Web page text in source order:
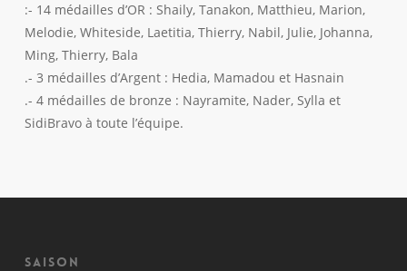
:- 14 médailles d’OR : Shaily, Tanakon, Matthieu, Marion,
Melodie, Whiteside, Laetitia, Thierry, Nabil, Julie, Johanna,
Ming, Thierry, Bala
.- 3 médailles d’Argent : Hedia, Mamadou et Hasnain
.- 4 médailles de bronze : Nayramite, Nader, Sylla et
SidiBravo à toute l’équipe.
Saison